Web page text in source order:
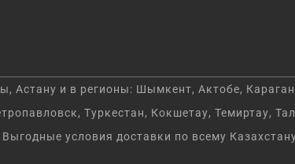
Астану и в регионы: Шымкент, Актобе,
Туркестан, Кокшетау, Темиртау,
Выгодные условия доставки по всему